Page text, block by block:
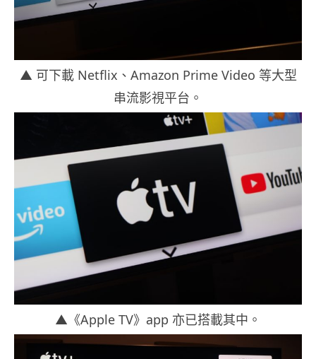
▲ 可下載 Netflix、Amazon Prime Video 等大型
串流影視平台。
▲《Apple TV》app 亦已搭載其中。